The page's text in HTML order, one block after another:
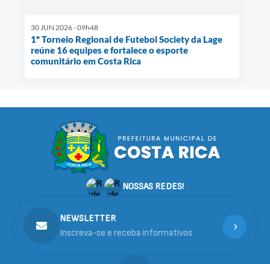
30 JUN 2026 - 09h48
1º Torneio Regional de Futebol Society da Lage
reúne 16 equipes e fortalece o esporte
comunitário em Costa Rica
NOSSAS REDES!
NEWSLETTER
Inscreva-se e receba informativos